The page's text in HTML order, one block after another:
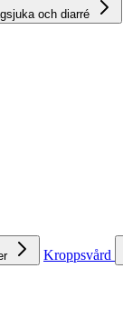
och diarré
Kroppsvård